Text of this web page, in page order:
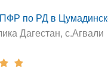
по РД в
Дагестан, с.Агвали